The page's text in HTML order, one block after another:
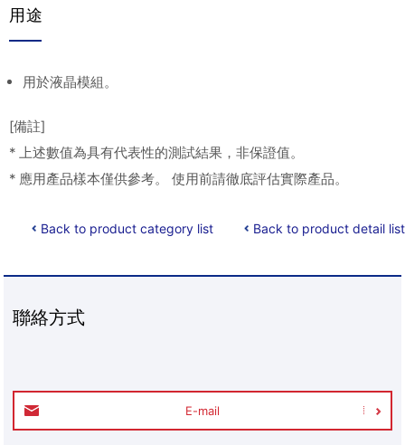
用途
用於液晶模組。
[備註]
* 上述數值為具有代表性的測試結果，非保證值。
* 應用產品樣本僅供參考。 使用前請徹底評估實際產品。
Back to product category list Back to product detail list
聯絡方式
E-mail